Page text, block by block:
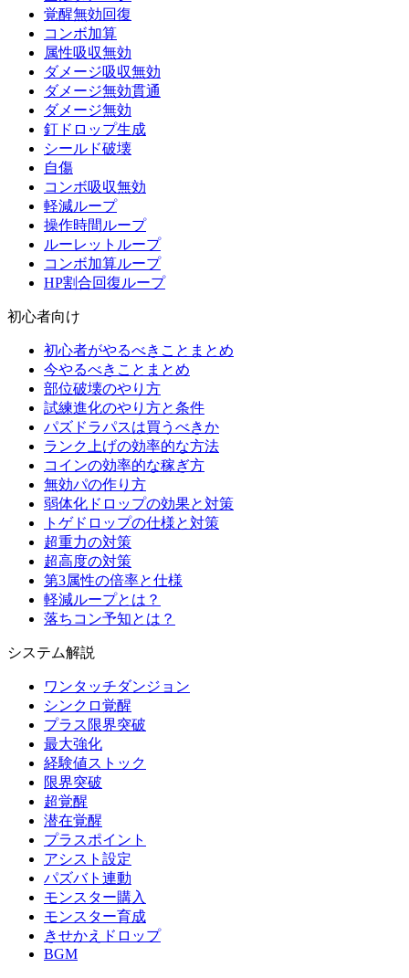
覚醒無効回復
コンボ加算
属性吸収無効
ダメージ吸収無効
ダメージ無効貫通
ダメージ無効
釘ドロップ生成
シールド破壊
自傷
コンボ吸収無効
軽減ループ
操作時間ループ
ルーレットループ
コンボ加算ループ
HP割合回復ループ
初心者向け
初心者がやるべきことまとめ
今やるべきことまとめ
部位破壊のやり方
試練進化のやり方と条件
パズドラパスは買うべきか
ランク上げの効率的な方法
コインの効率的な稼ぎ方
無効パの作り方
弱体化ドロップの効果と対策
トゲドロップの仕様と対策
超重力の対策
超高度の対策
第3属性の倍率と仕様
軽減ループとは？
落ちコン予知とは？
システム解説
ワンタッチダンジョン
シンクロ覚醒
プラス限界突破
最大強化
経験値ストック
限界突破
超覚醒
潜在覚醒
プラスポイント
アシスト設定
パズバト連動
モンスター購入
モンスター育成
きせかえドロップ
BGM